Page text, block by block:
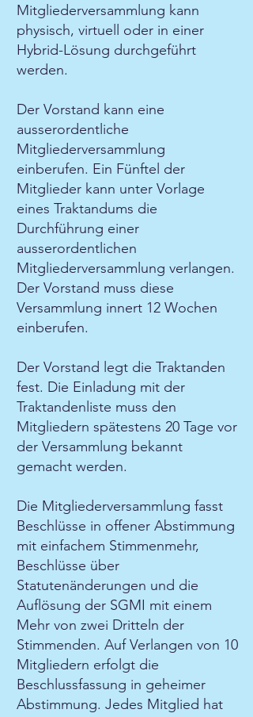
Mitgliederversammlung kann
physisch, virtuell oder in einer
Hybrid-Lösung durchgeführt
werden.
Der Vorstand kann eine
ausserordentliche
Mitgliederversammlung
einberufen. Ein Fünftel der
Mitglieder kann unter Vorlage
eines Traktandums die
Durchführung einer
ausserordentlichen
Mitgliederversammlung verlangen.
Der Vorstand muss diese
Versammlung innert 12 Wochen
einberufen.
Der Vorstand legt die Traktanden
fest. Die Einladung mit der
Traktandenliste muss den
Mitgliedern spätestens 20 Tage vor
der Versammlung bekannt
gemacht werden.
Die Mitgliederversammlung fasst
Beschlüsse in offener Abstimmung
mit einfachem Stimmenmehr,
Beschlüsse über
Statutenänderungen und die
Auflösung der SGMI mit einem
Mehr von zwei Dritteln der
Stimmenden. Auf Verlangen von 10
Mitgliedern erfolgt die
Beschlussfassung in geheimer
Abstimmung. Jedes Mitglied hat